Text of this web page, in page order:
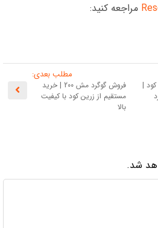
مراجعه کنید:
|
مطلب بعدی:
فروش گوگرد مش 200 | خرید
مستقیم از زرین کود با کیفیت
بالا
شد.